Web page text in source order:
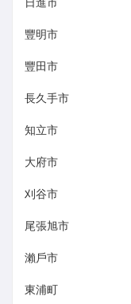
豐明市
豐田市
長久手市
知立市
大府市
刈谷市
尾張旭市
瀨戶市
東浦町